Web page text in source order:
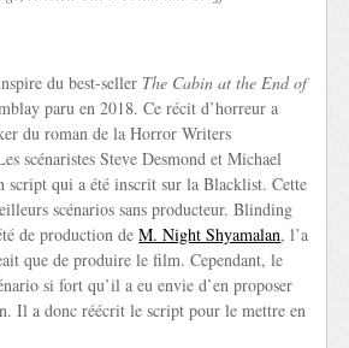
du best-seller The Cabin at the End of
paru en 2018. Ce récit d’horreur a
du roman de la Horror Writers
scénaristes Steve Desmond et Michael
script qui a été inscrit sur la Blacklist. Cette
scénarios sans producteur. Blinding
de production deM. Night Shyamalan, l’a
que de produire le film. Cependant, le
si fort qu’il a eu envie d’en proposer
Il a donc réécrit le script pour le mettre en